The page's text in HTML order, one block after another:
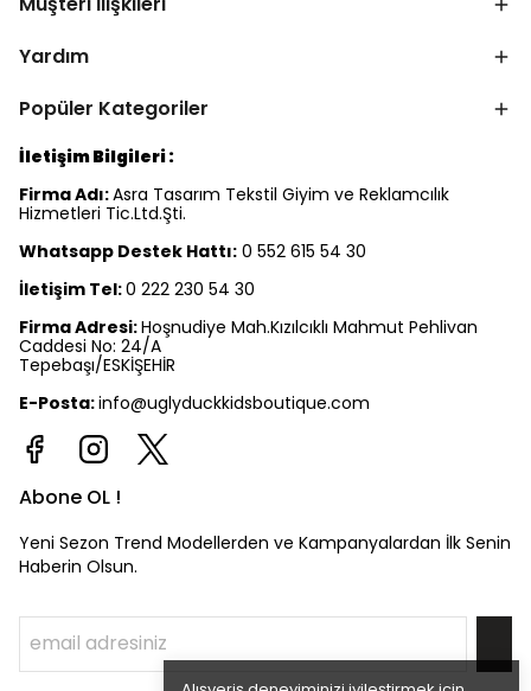
Yardım
Popüler Kategoriler
İletişim Bilgileri :
Firma Adı:Asra Tasarım Tekstil Giyim ve Reklamcılık
Hizmetleri Tic.Ltd.Şti.
Whatsapp Destek Hattı: 0 552 615 54 30
İletişim Tel:0 222 230 54 30
Firma Adresi:Hoşnudiye Mah.Kızılcıklı Mahmut Pehlivan
Caddesi No: 24/A
Tepebaşı/ESKİŞEHİR
E-Posta:info@uglyduckkidsboutique.com
Abone OL !
Yeni Sezon Trend Modellerden ve Kampanyalardan İlk Senin
Haberin Olsun.